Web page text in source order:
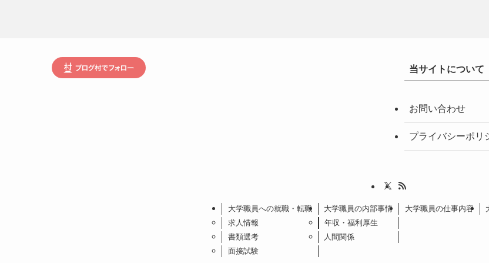
当サイトについて
お問い合わせ
プライバシーポリ
大学職員への就職・転職
求人情報
書類選考
面接試験
大学職員の内部事情
年収・福利厚生
人間関係
大学職員の仕事内容